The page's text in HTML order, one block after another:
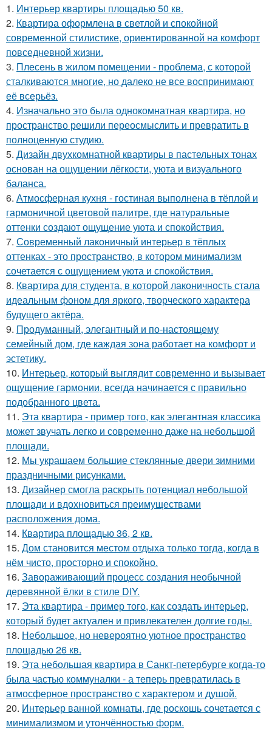
1. Интерьер квартиры площадью 50 кв.
2. Квартира оформлена в светлой и спокойной
современной стилистике, ориентированной на комфорт
повседневной жизни.
3. Плесень в жилом помещении - проблема, с которой
сталкиваются многие, но далеко не все воспринимают
её всерьёз.
4. Изначально это была однокомнатная квартира, но
пространство решили переосмыслить и превратить в
полноценную студию.
5. Дизайн двухкомнатной квартиры в пастельных тонах
основан на ощущении лёгкости, уюта и визуального
баланса.
6. Атмосферная кухня - гостиная выполнена в тёплой и
гармоничной цветовой палитре, где натуральные
оттенки создают ощущение уюта и спокойствия.
7. Современный лаконичный интерьер в тёплых
оттенках - это пространство, в котором минимализм
сочетается с ощущением уюта и спокойствия.
8. Квартира для студента, в которой лаконичность стала
идеальным фоном для яркого, творческого характера
будущего актёра.
9. Продуманный, элегантный и по-настоящему
семейный дом, где каждая зона работает на комфорт и
эстетику.
10. Интерьер, который выглядит современно и вызывает
ощущение гармонии, всегда начинается с правильно
подобранного цвета.
11. Эта квартира - пример того, как элегантная классика
может звучать легко и современно даже на небольшой
площади.
12. Мы украшаем большие стеклянные двери зимними
праздничными рисунками.
13. Дизайнер смогла раскрыть потенциал небольшой
площади и вдохновиться преимуществами
расположения дома.
14. Квартира площадью 36, 2 кв.
15. Дом становится местом отдыха только тогда, когда в
нём чисто, просторно и спокойно.
16. Завораживающий процесс создания необычной
деревянной ёлки в стиле DIY.
17. Эта квартира - пример того, как создать интерьер,
который будет актуален и привлекателен долгие годы.
18. Небольшое, но невероятно уютное пространство
площадью 26 кв.
19. Эта небольшая квартира в Санкт-петербурге когда-то
была частью коммуналки - а теперь превратилась в
атмосферное пространство с характером и душой.
20. Интерьер ванной комнаты, где роскошь сочетается с
минимализмом и утончённостью форм.